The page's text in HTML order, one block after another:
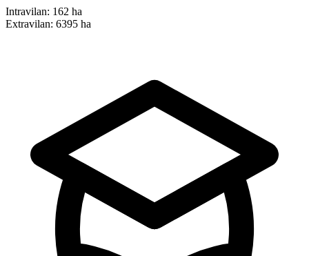
Intravilan: 162 ha
Extravilan: 6395 ha